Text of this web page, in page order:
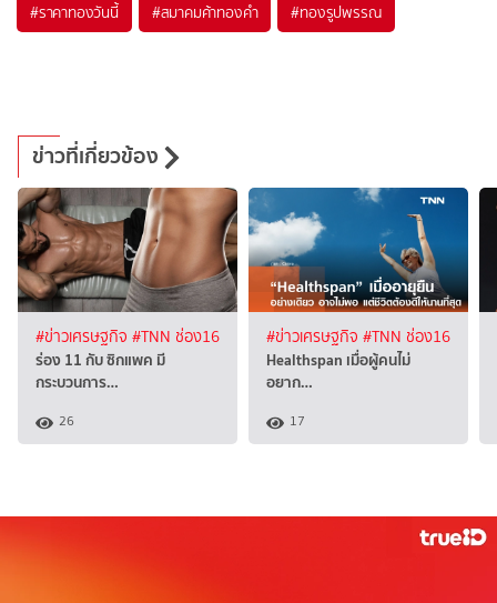
#ราคาทองวันนี้ #สมาคมค้าทองคำ #ทองรูปพรรณ
ข่าวที่เกี่ยวข้อง
#ข่าวเศรษฐกิจ #TNN ช่อง16
ร่อง 11 กับ ซิกแพค มี
กระบวนการ…
26
#ข่าวเศรษฐกิจ #TNN ช่อง16
Healthspan เมื่อผู้คนไม่
อยาก…
17